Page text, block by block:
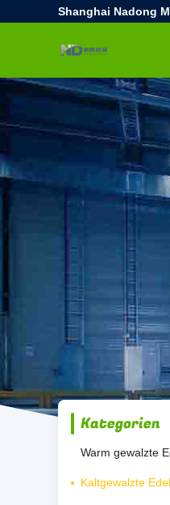
Shanghai Nadong
Kategorien
Warm gewalzte
Kaltgewalzte